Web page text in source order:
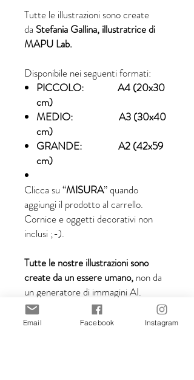
Tutte le illustrazioni sono create
da Stefania Gallina, illustratrice di
MAPU Lab.
Disponibile nei seguenti formati:
PICCOLO: A4 (20x30
cm)
MEDIO: A3 (30x40
cm)
GRANDE: A2 (42x59
cm)
Clicca su “MISURA” quando
aggiungi il prodotto al carrello.
Cornice e oggetti decorativi non
inclusi ;-).
Tutte le nostre illustrazioni sono
create da un essere umano, non da
un generatore di immagini AI.
Email Facebook Instagram